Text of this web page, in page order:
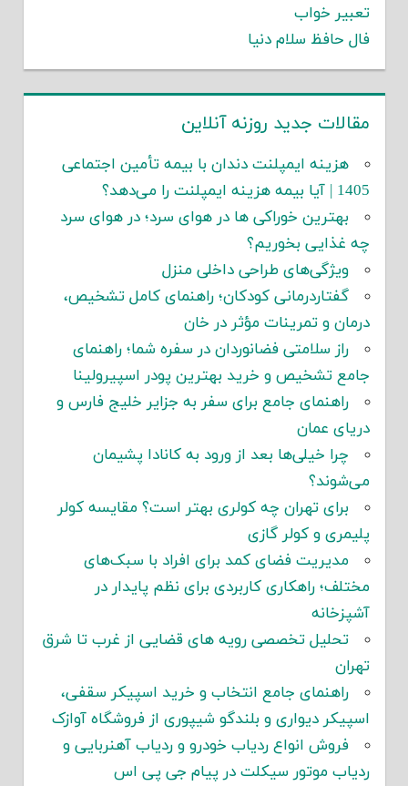
تعبیر خواب
فال حافظ سلام دنیا
مقالات جدید روزنه آنلاین
هزینه ایمپلنت دندان با بیمه تأمین اجتماعی
1405 | آیا بیمه هزینه ایمپلنت را می‌دهد؟
بهترین خوراکی ها در هوای سرد؛ در هوای سرد
چه غذایی بخوریم؟
ویژگی‌های طراحی داخلی منزل
گفتاردرمانی کودکان؛ راهنمای کامل تشخیص،
درمان و تمرینات مؤثر در خان
راز سلامتی فضانوردان در سفره شما؛ راهنمای
جامع تشخیص و خرید بهترین پودر اسپیرولینا
راهنمای جامع برای سفر به جزایر خلیج فارس و
دریای عمان
چرا خیلی‌ها بعد از ورود به کانادا پشیمان
می‌شوند؟
برای تهران چه کولری بهتر است؟ مقایسه کولر
پلیمری و کولر گازی
مدیریت فضای کمد برای افراد با سبک‌های
مختلف؛ راهکاری کاربردی برای نظم پایدار در
آشپزخانه
تحلیل تخصصی رویه های قضایی از غرب تا شرق
تهران
راهنمای جامع انتخاب و خرید اسپیکر سقفی،
اسپیکر دیواری و بلندگو شیپوری از فروشگاه آوازک
فروش انواع ردیاب خودرو و ردیاب آهنربایی و
ردیاب موتور سیکلت در پیام جی پی اس